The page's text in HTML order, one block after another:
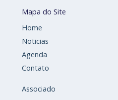
Mapa do Site
Home
Noticias
Agenda
Contato
Associado